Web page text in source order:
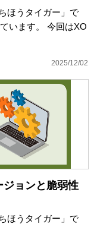
ほうタイガー」で
います。 今回はXO
2025/12/02
ジョンと脆弱性
ほうタイガー」で